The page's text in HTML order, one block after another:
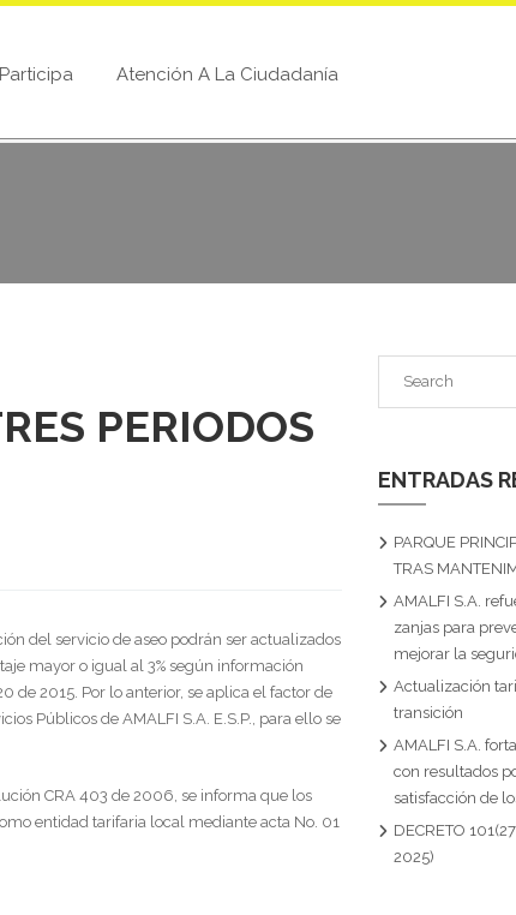
Participa Atención A La Ciudadanía
PERIODOS
del servicio de aseo podrán ser actualizados
mayor o igual al 3% según información
de 2015. Por lo anterior, se aplica el factor de
Públicos de AMALFI S.A. E.S.P., para ello se
CRA 403 de 2006, se informa que los
entidad tarifaria local mediante acta No. 01
ENTRADAS
PARQUE
TRAS
AMALFI S.A.
zanjas para
mejorar la
Actualización
transición
AMALFI S.A.
con resultados
satisfacción de
DECRETO
2025)